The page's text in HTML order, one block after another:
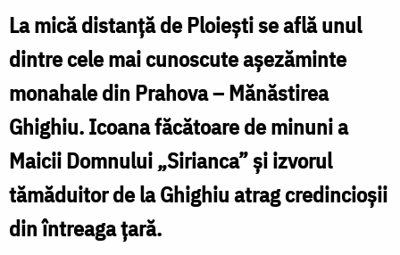
Foto:
www.manastireaghighiu.ro
La mică distanţă de Ploieşti se află unul
dintre cele mai cunoscute aşezăminte
monahale din Prahova – Mănăstirea
Ghighiu. Icoana făcătoare de minuni a
Maicii Domnului „Sirianca” şi izvorul
tămăduitor de la Ghighiu atrag credincioşii
din întreaga ţară.